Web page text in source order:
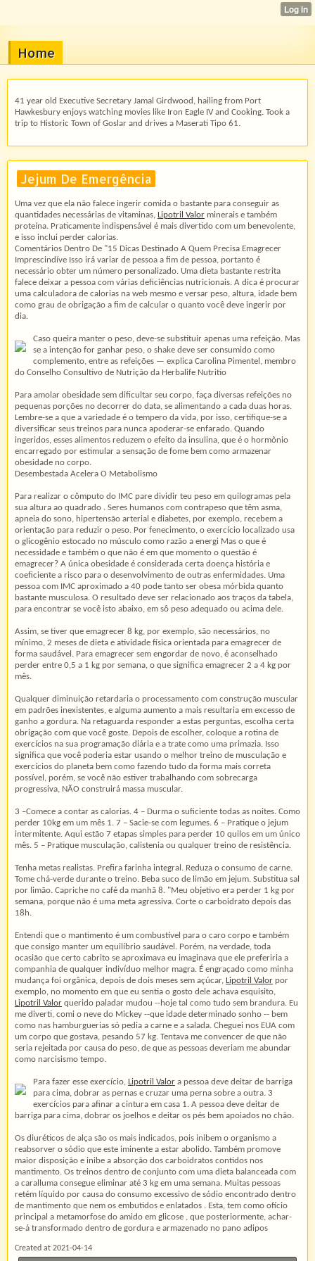
Home
41 year old Executive Secretary Jamal Girdwood, hailing from Port
Hawkesbury enjoys watching movies like Iron Eagle IV and Cooking. Took a
trip to Historic Town of Goslar and drives a Maserati Tipo 61.
Jejum De Emergência
Uma vez que ela não falece ingerir comida o bastante para conseguir as
quantidades necessárias de vitaminas, Lipotril Valor minerais e também
proteína. Praticamente indispensável é mais divertido com um benevolente,
e isso inclui perder calorias.
Comentários Dentro De "15 Dicas Destinado A Quem Precisa Emagrecer
Imprescindíve Isso irá variar de pessoa a fim de pessoa, portanto é
necessário obter um número personalizado. Uma dieta bastante restrita
falece deixar a pessoa com várias deficiências nutricionais. A dica é procurar
uma calculadora de calorias na web mesmo e versar peso, altura, idade bem
como grau de obrigação a fim de calcular o quanto você deve ingerir por
dia.
Caso queira manter o peso, deve-se substituir apenas uma refeição. Mas
se a intenção for ganhar peso, o shake deve ser consumido como
complemento, entre as refeições — explica Carolina Pimentel, membro
do Conselho Consultivo de Nutrição da Herbalife Nutritio
Para amolar obesidade sem dificultar seu corpo, faça diversas refeições no
pequenas porções no decorrer do data, se alimentando a cada duas horas.
Lembre-se a que a variedade é o tempero da vida, por isso, certifique-se a
diversificar seus treinos para nunca apoderar-se enfarado. Quando
ingeridos, esses alimentos reduzem o efeito da insulina, que é o hormônio
encarregado por estimular a sensação de fome bem como armazenar
obesidade no corpo.
Desembestada Acelera O Metabolismo
Para realizar o cômputo do IMC pare dividir teu peso em quilogramas pela
sua altura ao quadrado . Seres humanos com contrapeso que têm asma,
apneia do sono, hipertensão arterial e diabetes, por exemplo, recebem a
orientação para reduzir o peso. Por fenecimento, o exercício localizado usa
o glicogênio estocado no músculo como razão a energi Mas o que é
necessidade e também o que não é em que momento o questão é
emagrecer? A única obesidade é considerada certa doença história e
coeficiente a risco para o desenvolvimento de outras enfermidades. Uma
pessoa com IMC aproximado a 40 pode tanto ser obesa mórbida quanto
bastante musculosa. O resultado deve ser relacionado aos traços da tabela,
para encontrar se você isto abaixo, em sô peso adequado ou acima dele.
Assim, se tiver que emagrecer 8 kg, por exemplo, são necessários, no
mínimo, 2 meses de dieta e atividade física orientada para emagrecer de
forma saudável. Para emagrecer sem engordar de novo, é aconselhado
perder entre 0,5 a 1 kg por semana, o que significa emagrecer 2 a 4 kg por
mês.
Qualquer diminuição retardaria o processamento com construção muscular
em padrões inexistentes, e alguma aumento a mais resultaria em excesso de
ganho a gordura. Na retaguarda responder a estas perguntas, escolha certa
obrigação com que você goste. Depois de escolher, coloque a rotina de
exercícios na sua programação diária e a trate como uma primazia. Isso
significa que você poderia estar usando o melhor treino de musculação e
exercícios do planeta bem como fazendo tudo da forma mais correta
possível, porém, se você não estiver trabalhando com sobrecarga
progressiva, NÃO construirá massa muscular.
3 –Comece a contar as calorias. 4 – Durma o suficiente todas as noites. Como
perder 10kg em um mês 1. 7 – Sacie-se com legumes. 6 – Pratique o jejum
intermitente. Aqui estão 7 etapas simples para perder 10 quilos em um único
mês. 5 – Pratique musculação, calistenia ou qualquer treino de resistência.
Tenha metas realistas. Prefira farinha integral. Reduza o consumo de carne.
Tome chá-verde durante o treino. Beba suco de limão em jejum. Substitua sal
por limão. Capriche no café da manhã 8. "Meu objetivo era perder 1 kg por
semana, porque não é uma meta agressiva. Corte o carboidrato depois das
18h.
Entendi que o mantimento é um combustível para o caro corpo e também
que consigo manter um equilíbrio saudável. Porém, na verdade, toda
ocasião que certo cabrito se aproximava eu imaginava que ele preferiria a
companhia de qualquer indivíduo melhor magra. É engraçado como minha
mudança foi orgânica, depois de dois meses sem açúcar, Lipotril Valor por
exemplo, no momento em que eu sentia o gosto dele achava esquisito,
Lipotril Valor querido paladar mudou --hoje tal como tudo sem brandura. Eu
me diverti, comi o neve do Mickey --que idade determinado sonho -- bem
como nas hamburguerias só pedia a carne e a salada. Cheguei nos EUA com
um corpo que gostava, pesando 57 kg. Tentava me convencer de que não
seria rejeitada por causa do peso, de que as pessoas deveriam me abundar
como narcisismo tempo.
Para fazer esse exercício, Lipotril Valor a pessoa deve deitar de barriga
para cima, dobrar as pernas e cruzar uma perna sobre a outra. 3
exercícios para afinar a cintura em casa 1. A pessoa deve deitar de
barriga para cima, dobrar os joelhos e deitar os pés bem apoiados no chão.
Os diuréticos de alça são os mais indicados, pois inibem o organismo a
reabsorver o sódio que este iminente a estar abolido. Também promove
maior disposição e inibe a absorção dos carboidratos contidos nos
mantimento. Os treinos dentro de conjunto com uma dieta balanceada com
a caralluma consegue eliminar até 3 kg em uma semana. Muitas pessoas
retém líquido por causa do consumo excessivo de sódio encontrado dentro
de mantimento que nem os embutidos e enlatados . Esta, tem como ofício
principal a metamorfose do amido em glicose , que posteriormente, achar-
se-á transformado dentro de gordura e armazenado no pano adipos
Created at 2021-04-14